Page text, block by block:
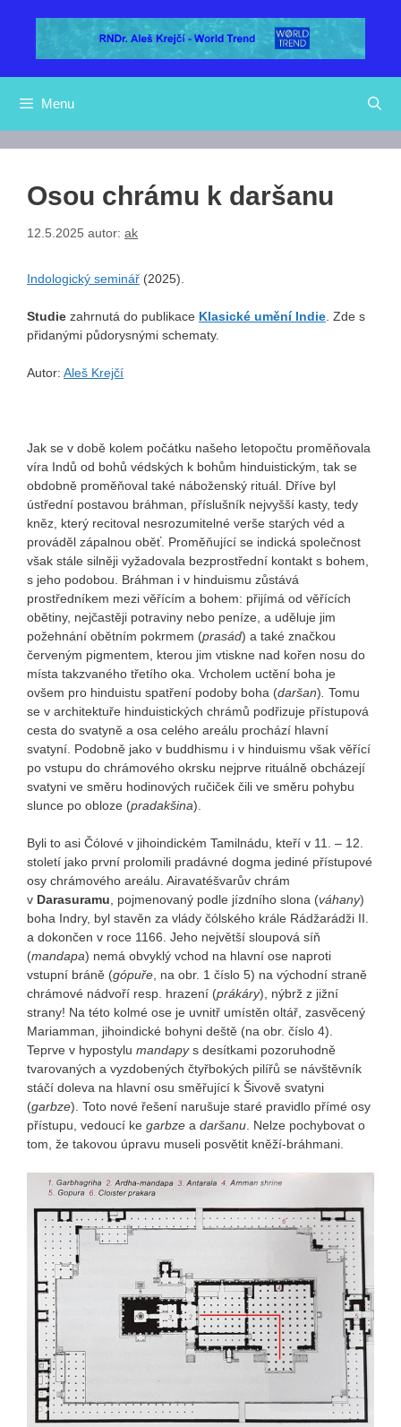
Menu
Osou chrámu k daršanu
12.5.2025 autor: ak
Indologický seminář (2025).
Studie zahrnutá do publikace Klasické umění Indie. Zde s
přidanými půdorysnými schematy.
Autor: Aleš Krejčí
Jak se v době kolem počátku našeho letopočtu proměňovala
víra Indů od bohů védských k bohům hinduistickým, tak se
obdobně proměňoval také náboženský rituál. Dříve byl
ústřední postavou bráhman, příslušník nejvyšší kasty, tedy
kněz, který recitoval nesrozumitelné verše starých véd a
prováděl zápalnou oběť. Proměňující se indická společnost
však stále silněji vyžadovala bezprostřední kontakt s bohem,
s jeho podobou. Bráhman i v hinduismu zůstává
prostředníkem mezi věřícím a bohem: přijímá od věřících
obětiny, nejčastěji potraviny nebo peníze, a uděluje jim
požehnání obětním pokrmem (prasád) a také značkou
červeným pigmentem, kterou jim vtiskne nad kořen nosu do
místa takzvaného třetího oka. Vrcholem uctění boha je
ovšem pro hinduistu spatření podoby boha (daršan). Tomu
se v architektuře hinduistických chrámů podřizuje přístupová
cesta do svatyně a osa celého areálu prochází hlavní
svatyní. Podobně jako v buddhismu i v hinduismu však věřící
po vstupu do chrámového okrsku nejprve rituálně obcházejí
svatyni ve směru hodinových ručiček čili ve směru pohybu
slunce po obloze (pradakšina).
Byli to asi Čólové v jihoindickém Tamilnádu, kteří v 11. – 12.
století jako první prolomili pradávné dogma jediné přístupové
osy chrámového areálu. Airavatéšvarův chrám
v Darasuramu, pojmenovaný podle jízdního slona (váhany)
boha Indry, byl stavěn za vlády čólského krále Rádžarádži II.
a dokončen v roce 1166. Jeho největší sloupová síň
(mandapa) nemá obvyklý vchod na hlavní ose naproti
vstupní bráně (gópuře, na obr. 1 číslo 5) na východní straně
chrámové nádvoří resp. hrazení (prákáry), nýbrž z jižní
strany! Na této kolmé ose je uvnitř umístěn oltář, zasvěcený
Mariamman, jihoindické bohyni deště (na obr. číslo 4).
Teprve v hypostylu mandapys desítkami pozoruhodně
tvarovaných a vyzdobených čtyřbokých pilířů se návštěvník
stáčí doleva na hlavní osu směřující k Šivově svatyni
(garbze). Toto nové řešení narušuje staré pravidlo přímé osy
přístupu, vedoucí ke garbze a daršanu. Nelze pochybovat o
tom, že takovou úpravu museli posvětit kněží-bráhmani.